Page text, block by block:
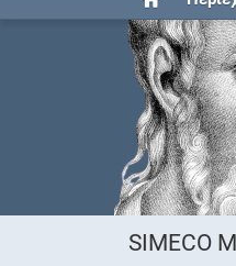
SIMECO